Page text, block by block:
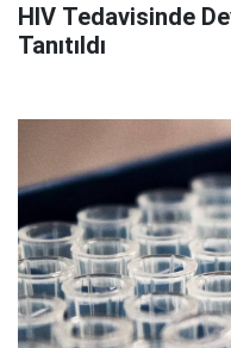
HIV Tedavisinde
Tanıtıldı